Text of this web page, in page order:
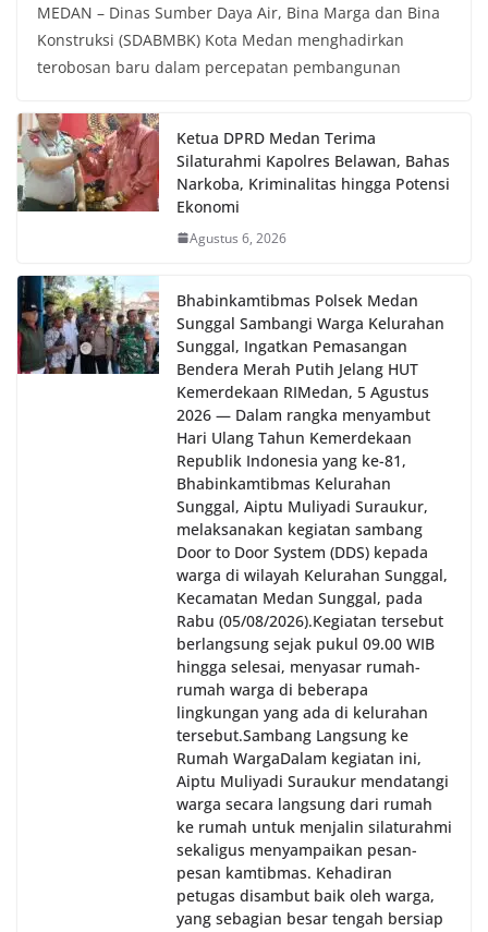
hanya berperan sebagai penyampai informasi
dan imbauan, tetapi juga sebagai mitra
masyarakat dalam menjaga keamanan lingkungan
diharapkan dapat semakin mempererat
hubungan kemitraan antara Polri dan
masyarakat, sekaligus membangun kesadaran
kolektif warga akan pentingnya menjaga
keamanan, ketertiban, dan kekompakan
lingkungan, khususnya dalam menyambut
Republik Indonesia.‎Kegiatan sambang ini
rencananya akan terus dilaksanakan secara rutin
oleh Bhabinkamtibmas di wilayah Kelurahan
Sunggal sebagai bagian dari upaya menciptakan
situasi Kamtibmas yang aman dan kondusif,
sekaligus menumbuhkan semangat nasionalisme
warga dalam menyambut Hari Kemerdekaan RI.
MEDAN – Dinas Sumber Daya Air, Bina Marga dan Bina
Konstruksi (SDABMBK) Kota Medan menghadirkan
terobosan baru dalam percepatan pembangunan
Ketua DPRD Medan Terima
Silaturahmi Kapolres Belawan, Bahas
Narkoba, Kriminalitas hingga Potensi
Ekonomi
Agustus 6, 2026
Bhabinkamtibmas Polsek Medan
Sunggal Sambangi Warga Kelurahan
Sunggal, Ingatkan Pemasangan
Bendera Merah Putih Jelang HUT
Kemerdekaan RI‎‎Medan, 5 Agustus
2026 — Dalam rangka menyambut
Hari Ulang Tahun Kemerdekaan
Republik Indonesia yang ke-81,
Bhabinkamtibmas Kelurahan
Sunggal, Aiptu Muliyadi Suraukur,
melaksanakan kegiatan sambang
Door to Door System (DDS) kepada
warga di wilayah Kelurahan Sunggal,
Kecamatan Medan Sunggal, pada
Rabu (05/08/2026).‎‎Kegiatan tersebut
berlangsung sejak pukul 09.00 WIB
hingga selesai, menyasar rumah-
rumah warga di beberapa
lingkungan yang ada di kelurahan
tersebut.‎Sambang Langsung ke
Rumah Warga‎Dalam kegiatan ini,
Aiptu Muliyadi Suraukur mendatangi
warga secara langsung dari rumah
ke rumah untuk menjalin silaturahmi
sekaligus menyampaikan pesan-
pesan kamtibmas. Kehadiran
petugas disambut baik oleh warga,
yang sebagian besar tengah bersiap